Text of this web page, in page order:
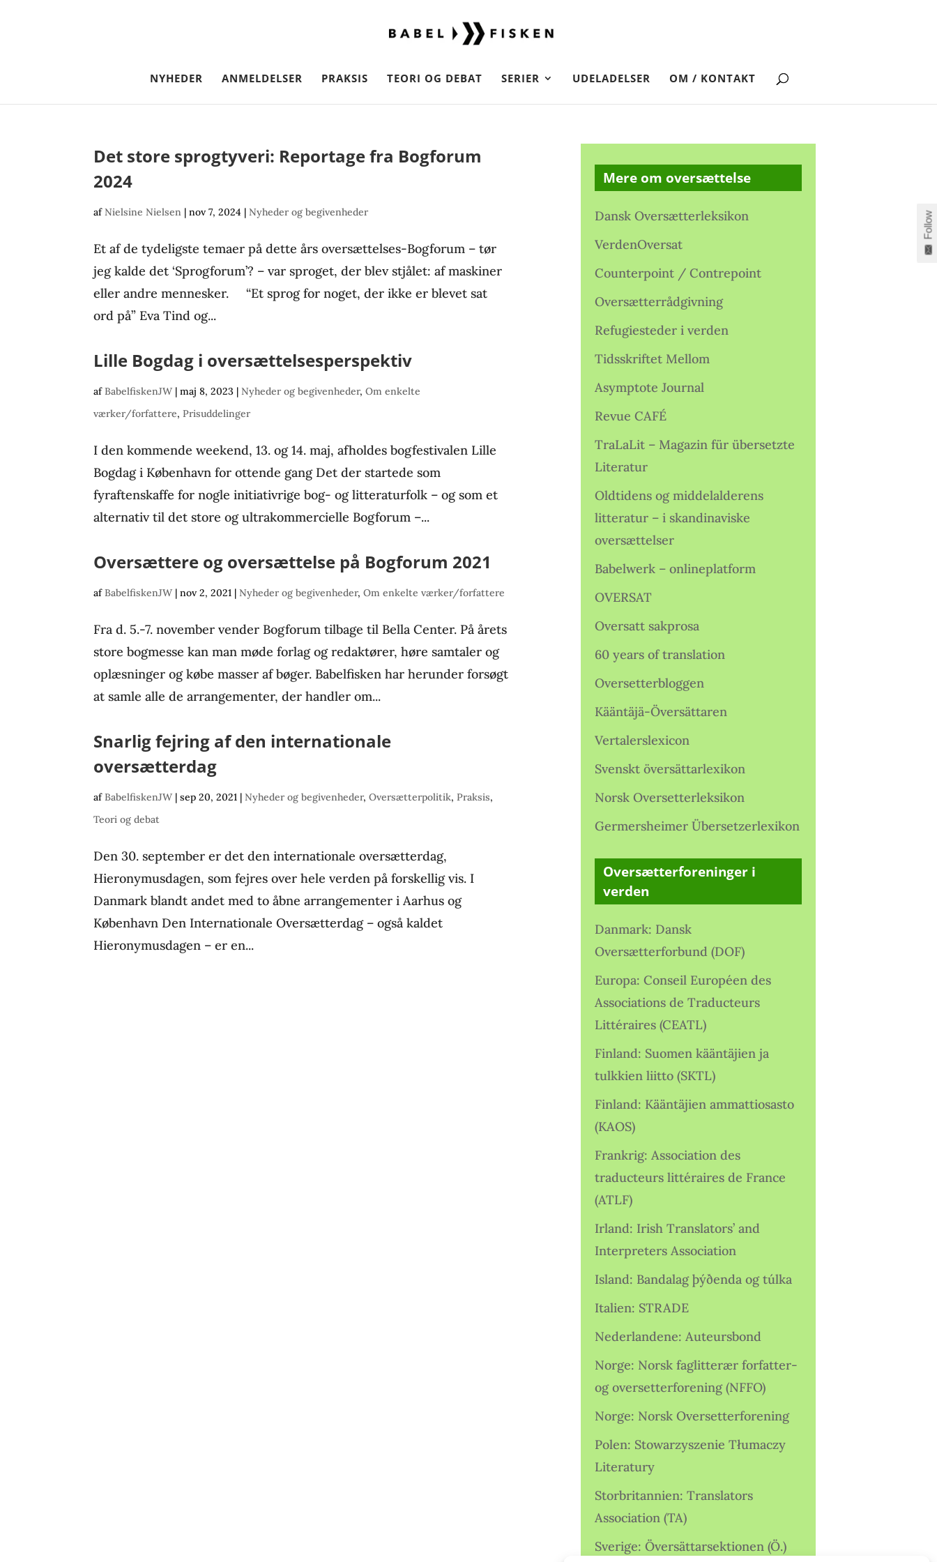
NYHEDER ANMELDELSER PRAKSIS TEORI OG DEBAT SERIER UDELADELSER OM / KONTAKT
Det store sprogtyveri: Reportage fra Bogforum
2024
afNielsine Nielsen |nov 7, 2024 |Nyheder og begivenheder
Et af de tydeligste temaer på dette års oversættelses-Bogforum – tør
jeg kalde det ‘Sprogforum’? – var sproget, der blev stjålet: af maskiner
eller andre mennesker. “Et sprog for noget, der ikke er blevet sat
ord på” Eva Tind og...
Lille Bogdag i oversættelsesperspektiv
afBabelfiskenJW |maj 8, 2023 |Nyheder og begivenheder,Om enkelte
værker/forfattere,Prisuddelinger
I den kommende weekend, 13. og 14. maj, afholdes bogfestivalen Lille
Bogdag i København for ottende gang Det der startede som
fyraftenskaffe for nogle initiativrige bog- og litteraturfolk – og som et
alternativ til det store og ultrakommercielle Bogforum –...
Oversættere og oversættelse på Bogforum 2021
afBabelfiskenJW |nov 2, 2021 |Nyheder og begivenheder,Om enkelte værker/forfattere
Fra d. 5.-7. november vender Bogforum tilbage til Bella Center. På årets
store bogmesse kan man møde forlag og redaktører, høre samtaler og
oplæsninger og købe masser af bøger. Babelfisken har herunder forsøgt
at samle alle de arrangementer, der handler om...
Snarlig fejring af den internationale
oversætterdag
afBabelfiskenJW |sep 20, 2021 |Nyheder og begivenheder,Oversætterpolitik,Praksis,
Teori og debat
Den 30. september er det den internationale oversætterdag,
Hieronymusdagen, som fejres over hele verden på forskellig vis. I
Danmark blandt andet med to åbne arrangementer i Aarhus og
København Den Internationale Oversætterdag – også kaldet
Hieronymusdagen – er en...
Mere om oversættelse
Dansk Oversætterleksikon
VerdenOversat
Counterpoint / Contrepoint
Oversætterrådgivning
Refugiesteder i verden
Tidsskriftet Mellom
Asymptote Journal
Revue CAFÉ
TraLaLit – Magazin für übersetzte
Literatur
Oldtidens og middelalderens
litteratur – i skandinaviske
oversættelser
Babelwerk – onlineplatform
OVERSAT
Oversatt sakprosa
60 years of translation
Oversetterbloggen
Kääntäjä-Översättaren
Vertalerslexicon
Svenskt översättarlexikon
Norsk Oversetterleksikon
Germersheimer Übersetzerlexikon
Oversætterforeninger i
verden
Danmark: Dansk
Oversætterforbund (DOF)
Europa: Conseil Européen des
Associations de Traducteurs
Littéraires (CEATL)
Finland: Suomen kääntäjien ja
tulkkien liitto (SKTL)
Finland: Kääntäjien ammattiosasto
(KAOS)
Frankrig: Association des
traducteurs littéraires de France
(ATLF)
Irland: Irish Translators’ and
Interpreters Association
Island: Bandalag þýðenda og túlka
Italien: STRADE
Nederlandene: Auteursbond
Norge: Norsk faglitterær forfatter-
og oversetterforening (NFFO)
Norge: Norsk Oversetterforening
Polen: Stowarzyszenie Tłumaczy
Literatury
Storbritannien: Translators
Association (TA)
Sverige: Översättarsektionen (Ö.)
Follow